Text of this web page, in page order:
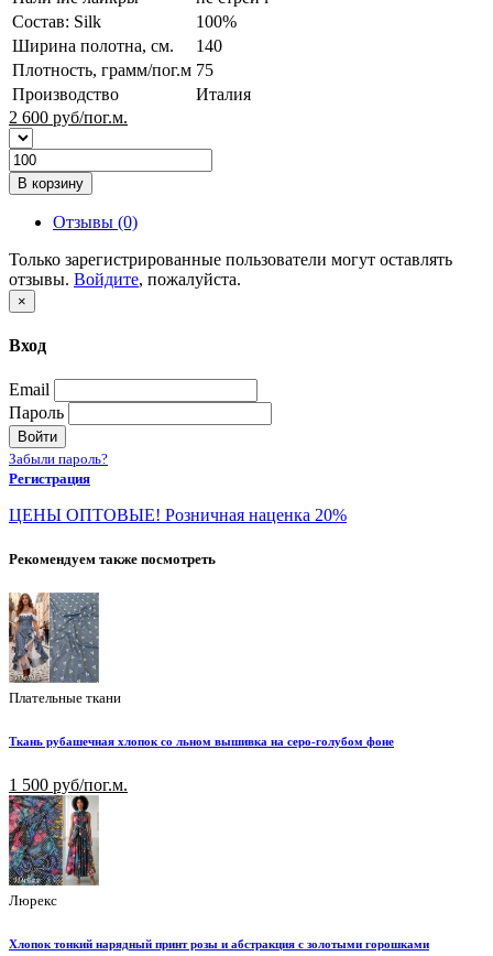
Состав: Silk
100%
Ширина полотна, см.
140
Плотность, грамм/пог.м 75
Производство
Италия
2 600 руб/пог.м.
В корзину
Отзывы (0)
Только зарегистрированные пользователи могут оставлять
отзывы. Войдите, пожалуйста.
×
Вход
Email
Пароль
Войти
Забыли пароль?
Регистрация
ЦЕНЫ ОПТОВЫЕ! Розничная наценка 20%
Рекомендуем также посмотреть
Плательные ткани
Ткань рубашечная хлопок со льном вышивка на серо-голубом фоне
1 500 руб/пог.м.
Люрекс
Хлопок тонкий нарядный принт розы и абстракция с золотыми горошками